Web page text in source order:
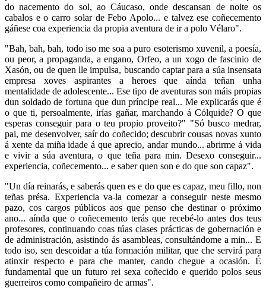
do nacemento do sol, ao Cáucaso, onde descansan de noite os
cabalos e o carro solar de Febo Apolo... e talvez ese coñecemento
gáñese coa experiencia da propia aventura de ir a polo Vélaro".
"Bah, bah, bah, todo iso me soa a puro esoterismo xuvenil, a poesía,
ou peor, a propaganda, a engano, Orfeo, a un xogo de fascinio de
Xasón, ou de quen lle impulsa, buscando captar para a súa insensata
empresa xoves aspirantes a heroes que aínda teñan unha
mentalidade de adolescente... Ese tipo de aventuras son máis propias
dun soldado de fortuna que dun príncipe real... Me explicarás que é
o que ti, persoalmente, irías gañar, marchando á Cólquide? O que
esperas conseguir para o teu propio proveito?" "Só busco medrar,
pai, me desenvolver, saír do coñecido; descubrir cousas novas xunto
á xente da miña idade á que aprecio, andar mundo... abrirme á vida
e vivir a súa aventura, o que teña para min. Desexo conseguir...
experiencia, coñecemento... e saber quen son e do que son capaz".
"Un día reinarás, e saberás quen es e do que es capaz, meu fillo, non
teñas présa. Experiencia va-la comezar a conseguir neste mesmo
pazo, cos cargos públicos aos que penso che destinar o próximo
ano... aínda que o coñecemento terás que recebé-lo antes dos teus
profesores, continuando coas túas clases prácticas de gobernación e
de administración, asistindo ás asambleas, consultándome a min... E
todo iso, sen descoidar a túa formación militar, que che servirá para
atinxir respecto e para che manter, cando chegue a ocasión. É
fundamental que un futuro rei sexa coñecido e querido polos seus
guerreiros como compañeiro de armas".